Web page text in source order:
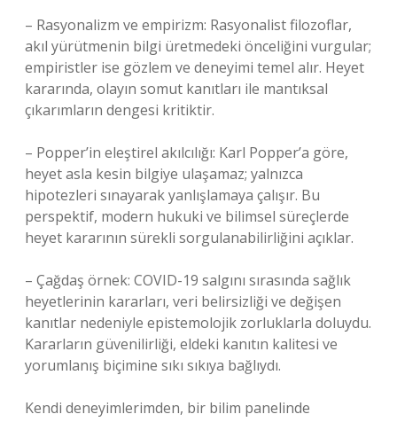
– Rasyonalizm ve empirizm: Rasyonalist filozoflar,
akıl yürütmenin bilgi üretmedeki önceliğini vurgular;
empiristler ise gözlem ve deneyimi temel alır. Heyet
kararında, olayın somut kanıtları ile mantıksal
çıkarımların dengesi kritiktir.
– Popper’in eleştirel akılcılığı: Karl Popper’a göre,
heyet asla kesin bilgiye ulaşamaz; yalnızca
hipotezleri sınayarak yanlışlamaya çalışır. Bu
perspektif, modern hukuki ve bilimsel süreçlerde
heyet kararının sürekli sorgulanabilirliğini açıklar.
– Çağdaş örnek: COVID-19 salgını sırasında sağlık
heyetlerinin kararları, veri belirsizliği ve değişen
kanıtlar nedeniyle epistemolojik zorluklarla doluydu.
Kararların güvenilirliği, eldeki kanıtın kalitesi ve
yorumlanış biçimine sıkı sıkıya bağlıydı.
Kendi deneyimlerimden, bir bilim panelinde